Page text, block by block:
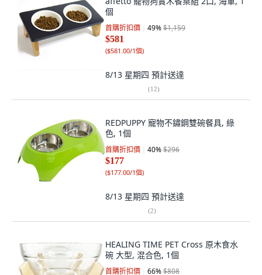
個
首購折扣價 49%$1,159
$581
($581.00/1個)
8/13 星期四 預計送達
(12)
REDPUPPY 寵物不鏽鋼雙碗餐具, 綠
色, 1個
首購折扣價 40%$296
$177
($177.00/1個)
8/13 星期四 預計送達
(2)
HEALING TIME PET Cross 原木食水
碗 大型, 混合色, 1個
首購折扣價 66%$808